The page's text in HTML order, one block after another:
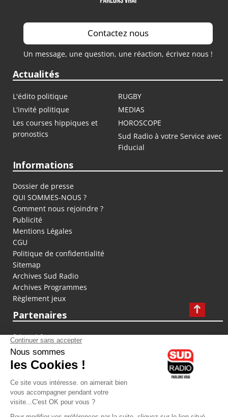
Contactez nous
Un message, une question, une réaction, écrivez nous !
Actualités
L'édito politique
RUGBY
L'invité politique
MEDIAS
Les courses hippiques et
pronostics
HOROSCOPE
Sud Radio à votre Service avec
Fiducial
Informations
Dossier de presse
QUI SOMMES-NOUS ?
Comment nous rejoindre ?
Publicité
Mentions Légales
CGU
Politique de confidentialité
Sitemap
Archives Sud Radio
Archives Programmes
Règlement jeux
Partenaires
fiducial.fr
lyoncapitale.fr
olympique-et-lyonnais.com
L'application Iphone / Android
Téléchargez l'application